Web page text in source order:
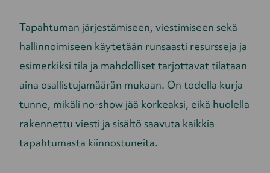
Tapahtuman järjestämiseen, viestimiseen sekä
hallinnoimiseen käytetään runsaasti resursseja ja
esimerkiksi tila ja mahdolliset tarjottavat tilataan
aina osallistujamäärän mukaan. On todella kurja
tunne, mikäli no-show jää korkeaksi, eikä huolella
rakennettu viesti ja sisältö saavuta kaikkia
tapahtumasta kiinnostuneita.